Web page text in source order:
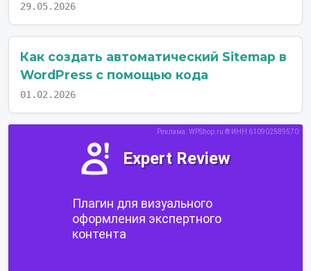
29.05.2026
Как создать автоматический Sitemap в
WordPress с помощью кода
01.02.2026